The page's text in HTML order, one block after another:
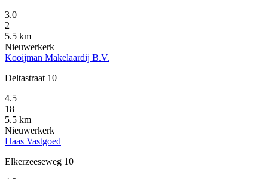
3.0
2
5.5 km
Nieuwerkerk
Kooijman Makelaardij B.V.
Deltastraat 10
4.5
18
5.5 km
Nieuwerkerk
Haas Vastgoed
Elkerzeeseweg 10